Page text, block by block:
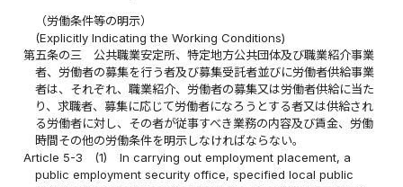
（労働条件等の明示）
(Explicitly Indicating the Working Conditions)
第五条の三
公共職業安定所、特定地方公共団体及び職業紹介事業
者、労働者の募集を行う者及び募集受託者並びに労働者供給事業
者は、それぞれ、職業紹介、労働者の募集又は労働者供給に当た
り、求職者、募集に応じて労働者になろうとする者又は供給され
る労働者に対し、その者が従事すべき業務の内容及び賃金、労働
時間その他の労働条件を明示しなければならない。
Article 5-3
(1)
In carrying out employment placement, a
public employment security office, specified local public